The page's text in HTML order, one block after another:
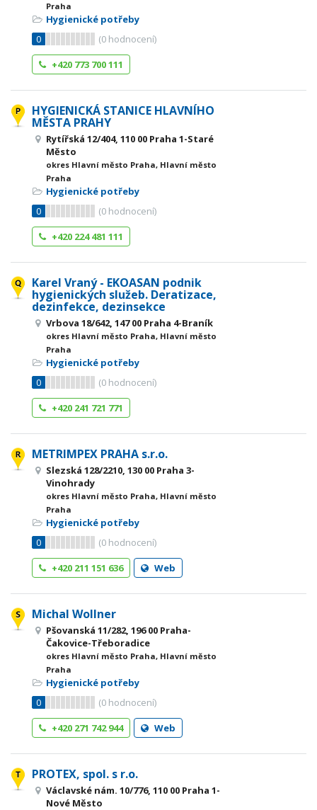
Praha
Hygienické potřeby
0
(0 hodnocení)
+420 773 700 111
HYGIENICKÁ STANICE HLAVNÍHO
MĚSTA PRAHY
Rytířská 12/404, 110 00 Praha 1-Staré
Město
okres Hlavní město Praha, Hlavní město
Praha
Hygienické potřeby
0
(0 hodnocení)
+420 224 481 111
Karel Vraný - EKOASAN podnik
hygienických služeb. Deratizace,
dezinfekce, dezinsekce
Vrbova 18/642, 147 00 Praha 4-Braník
okres Hlavní město Praha, Hlavní město
Praha
Hygienické potřeby
0
(0 hodnocení)
+420 241 721 771
METRIMPEX PRAHA s.r.o.
Slezská 128/2210, 130 00 Praha 3-
Vinohrady
okres Hlavní město Praha, Hlavní město
Praha
Hygienické potřeby
0
(0 hodnocení)
+420 211 151 636
Web
Michal Wollner
Pšovanská 11/282, 196 00 Praha-
Čakovice-Třeboradice
okres Hlavní město Praha, Hlavní město
Praha
Hygienické potřeby
0
(0 hodnocení)
+420 271 742 944
Web
PROTEX, spol. s r.o.
Václavské nám. 10/776, 110 00 Praha 1-
Nové Město